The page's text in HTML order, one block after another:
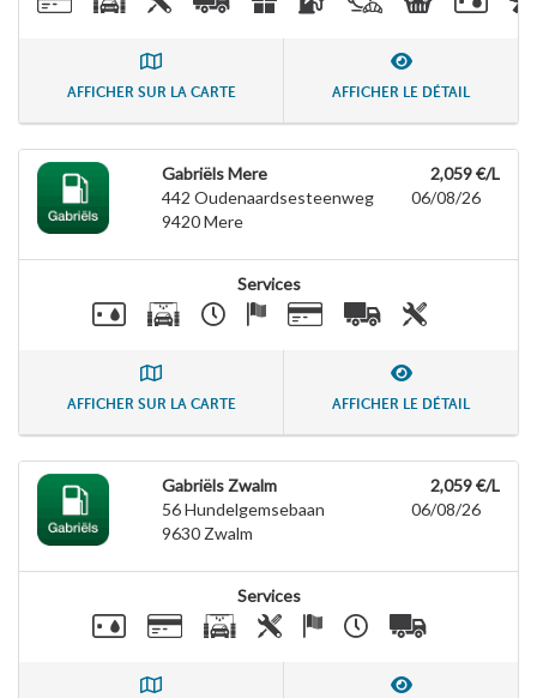
AFFICHER SUR LA CARTE AFFICHER LE DÉTAIL
Gabriëls Mere
442 Oudenaardsesteenweg
9420Mere
2,059 €/L
06/08/26
Services
AFFICHER SUR LA CARTE AFFICHER LE DÉTAIL
Gabriëls Zwalm
56 Hundelgemsebaan
9630 Zwalm
2,059 €/L
06/08/26
Services